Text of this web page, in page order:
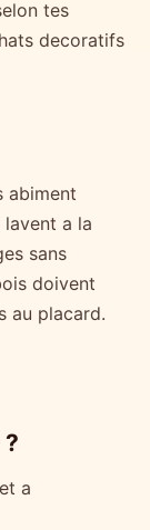
tes
decoratifs
abiment
lavent a la
sans
doivent
au placard.
a